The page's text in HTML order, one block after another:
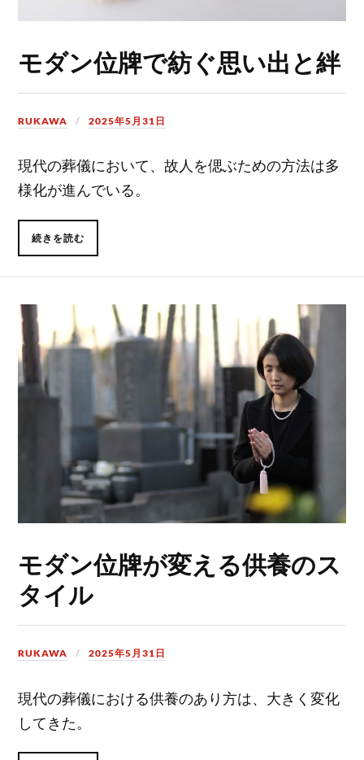
モダン位牌で紡ぐ思い出と絆
RUKAWA 2025年5月31日
現代の葬儀において、故人を偲ぶための方法は多
様化が進んでいる。
続きを読む
モダン位牌が変える供養のス
タイル
RUKAWA 2025年5月31日
現代の葬儀における供養のあり方は、大きく変化
してきた。